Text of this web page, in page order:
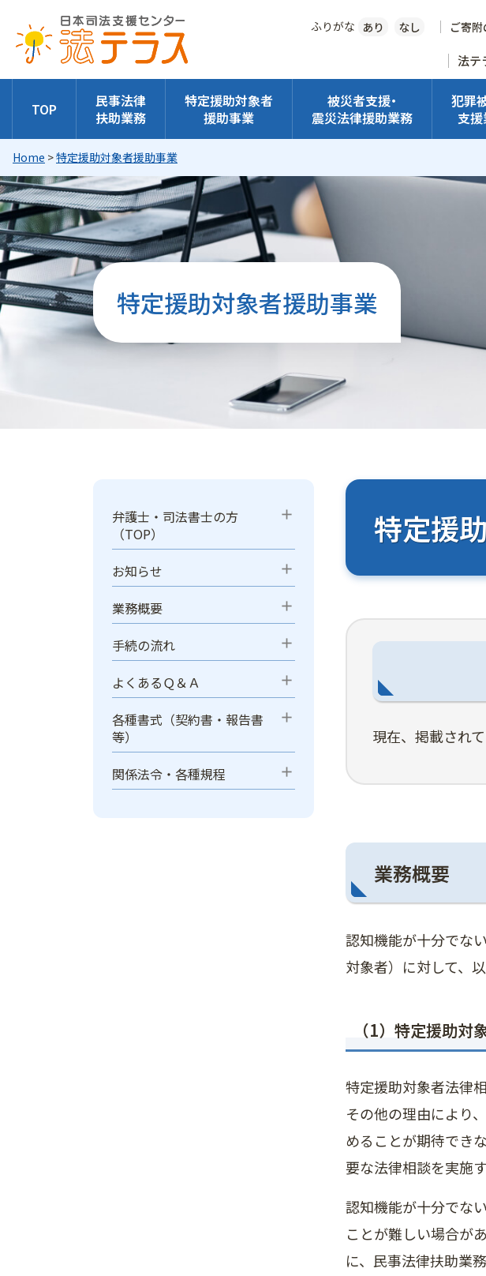
ふりがな あり なし ご寄
法テ
TOP
民事法律
扶助業務
特定援助対象者
援助事業
被災者支援・
震災法律援助業務
犯罪
支
Home >特定援助対象者援助事業
特定援助対象者援助事業
弁護士・司法書士の方
（TOP）
add
お知らせ add
業務概要 add
手続の流れ add
よくあるＱ＆Ａ add
各種書式（契約書・報告書
等）
add
関係法令・各種規程 add
特定援
現在、掲載され
業務概要
認知機能が十分でな
対象者）に対して、
（1）特定援助対
特定援助対象者法律
その他の理由により
めることが期待でき
要な法律相談を実施
認知機能が十分でな
ことが難しい場合が
に、民事法律扶助業